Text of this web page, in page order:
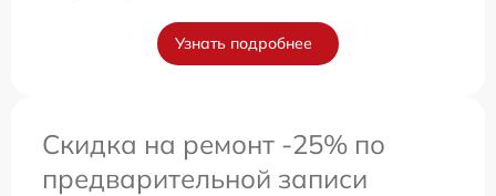
Узнать подробнее
Скидка на ремонт -25% по
предварительной записи